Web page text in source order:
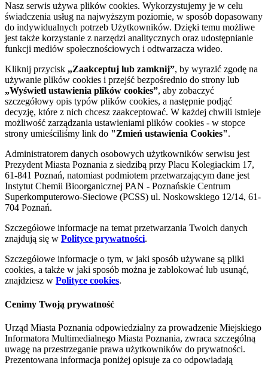
Nasz serwis używa plików cookies. Wykorzystujemy je w celu
świadczenia usług na najwyższym poziomie, w sposób dopasowany
do indywidualnych potrzeb Użytkowników. Dzięki temu możliwe
jest także korzystanie z narzędzi analitycznych oraz udostępnianie
funkcji mediów społecznościowych i odtwarzacza wideo.
Kliknij przycisk „Zaakceptuj lub zamknij”, by wyrazić zgodę na
używanie plików cookies i przejść bezpośrednio do strony lub
„Wyświetl ustawienia plików cookies”, aby zobaczyć
szczegółowy opis typów plików cookies, a następnie podjąć
decyzję, które z nich chcesz zaakceptować. W każdej chwili istnieje
możliwość zarządzania ustawieniami plików cookies - w stopce
strony umieściliśmy link do "Zmień ustawienia Cookies".
Administratorem danych osobowych użytkowników serwisu jest
Prezydent Miasta Poznania z siedzibą przy Placu Kolegiackim 17,
61-841 Poznań, natomiast podmiotem przetwarzającym dane jest
Instytut Chemii Bioorganicznej PAN - Poznańskie Centrum
Superkomputerowo-Sieciowe (PCSS) ul. Noskowskiego 12/14, 61-
704 Poznań.
Szczegółowe informacje na temat przetwarzania Twoich danych
znajdują się w Polityce prywatności.
Szczegółowe informacje o tym, w jaki sposób używane są pliki
cookies, a także w jaki sposób można je zablokować lub usunąć,
znajdziesz w Polityce cookies.
Cenimy Twoją prywatność
Urząd Miasta Poznania odpowiedzialny za prowadzenie Miejskiego
Informatora Multimedialnego Miasta Poznania, zwraca szczególną
uwagę na przestrzeganie prawa użytkowników do prywatności.
Prezentowana informacja poniżej opisuje za co odpowiadają